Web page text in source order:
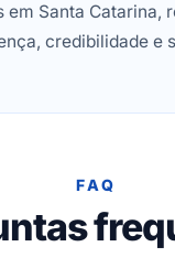
em Santa Catarina,
credibilidade e
FAQ